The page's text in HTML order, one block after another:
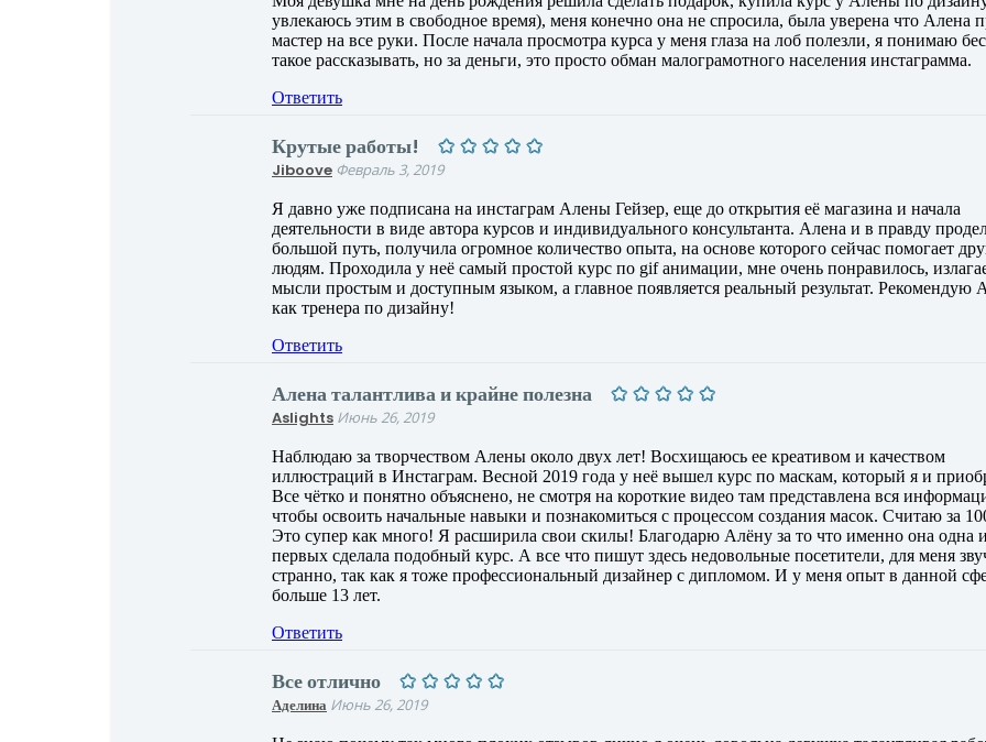
увлекаюсь этим в свободное время), меня конечно она не спросила, была уверена что Алена
мастер на все руки. После начала просмотра курса у меня глаза на лоб полезли, я понимаю
такое рассказывать, но за деньги, это просто обман малограмотного населения инстаграмма.
Ответить
Крутые работы!
Jiboove Февраль 3, 2019
Я давно уже подписана на инстаграм Алены Гейзер, еще до открытия её магазина и начала
деятельности в виде автора курсов и индивидуального консультанта. Алена и в правду
большой путь, получила огромное количество опыта, на основе которого сейчас помогает
людям. Проходила у неё самый простой курс по gif анимации, мне очень понравилось,
мысли простым и доступным языком, а главное появляется реальный результат. Рекомендую
как тренера по дизайну!
Ответить
Алена талантлива и крайне полезна
Aslights Июнь 26, 2019
Наблюдаю за творчеством Алены около двух лет! Восхищаюсь ее креативом и качеством
иллюстраций в Инстаграм. Весной 2019 года у неё вышел курс по маскам, который я и
Все чётко и понятно объяснено, не смотря на короткие видео там представлена вся
чтобы освоить начальные навыки и познакомиться с процессом создания масок. Считаю за
Это супер как много! Я расширила свои скилы! Благодарю Алёну за то что именно она одна
первых сделала подобный курс. А все что пишут здесь недовольные посетители, для меня
странно, так как я тоже профессиональный дизайнер с дипломом. И у меня опыт в данной
больше 13 лет.
Ответить
Все отлично
Аделина Июнь 26, 2019